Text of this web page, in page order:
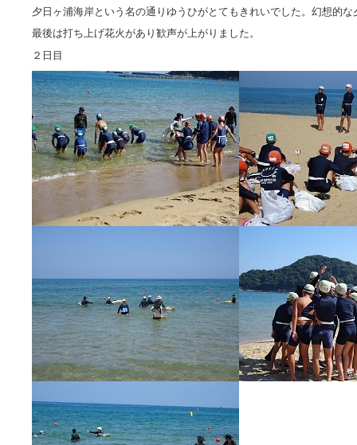
夕日ヶ浦海岸という名の通りゆうひがとてもきれいでした。幻想的な
最後は打ち上げ花火があり歓声が上がりました。
２日目